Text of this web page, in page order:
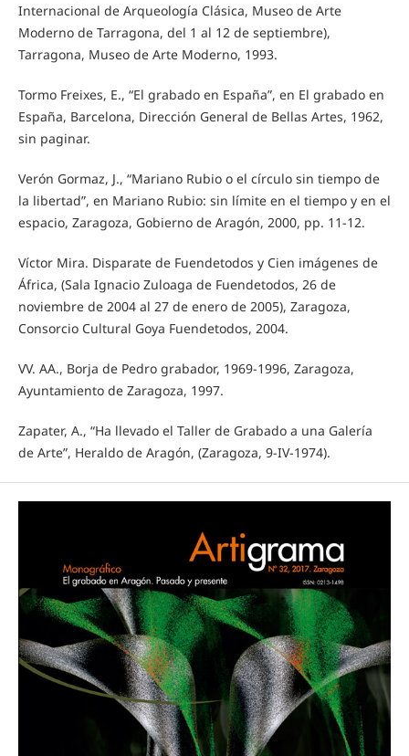
Internacional de Arqueología Clásica, Museo de Arte
Moderno de Tarragona, del 1 al 12 de septiembre),
Tarragona, Museo de Arte Moderno, 1993.
Tormo Freixes, E., “El grabado en España”, en El grabado en
España, Barcelona, Dirección General de Bellas Artes, 1962,
sin paginar.
Verón Gormaz, J., “Mariano Rubio o el círculo sin tiempo de
la libertad”, en Mariano Rubio: sin límite en el tiempo y en el
espacio, Zaragoza, Gobierno de Aragón, 2000, pp. 11-12.
Víctor Mira. Disparate de Fuendetodos y Cien imágenes de
África, (Sala Ignacio Zuloaga de Fuendetodos, 26 de
noviembre de 2004 al 27 de enero de 2005), Zaragoza,
Consorcio Cultural Goya Fuendetodos, 2004.
VV. AA., Borja de Pedro grabador, 1969-1996, Zaragoza,
Ayuntamiento de Zaragoza, 1997.
Zapater, A., “Ha llevado el Taller de Grabado a una Galería
de Arte”, Heraldo de Aragón, (Zaragoza, 9-IV-1974).